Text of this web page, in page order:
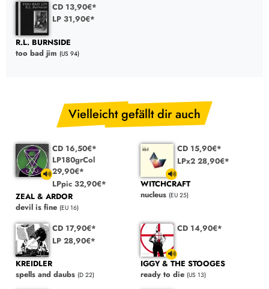
CD 13,90€*
LP 31,90€*
R.L. BURNSIDE
too bad jim (US 94)
Vielleicht gefällt dir auch
CD 16,50€*
LP180grCol
29,90€*
LPpic 32,90€*
ZEAL & ARDOR
devil is fine (EU 16)
CD 15,90€*
LPx2 28,90€*
WITCHCRAFT
nucleus (EU 25)
CD 17,90€*
LP 28,90€*
KREIDLER
spells and daubs (D 22)
CD 14,90€*
IGGY & THE STOOGES
ready to die (US 13)